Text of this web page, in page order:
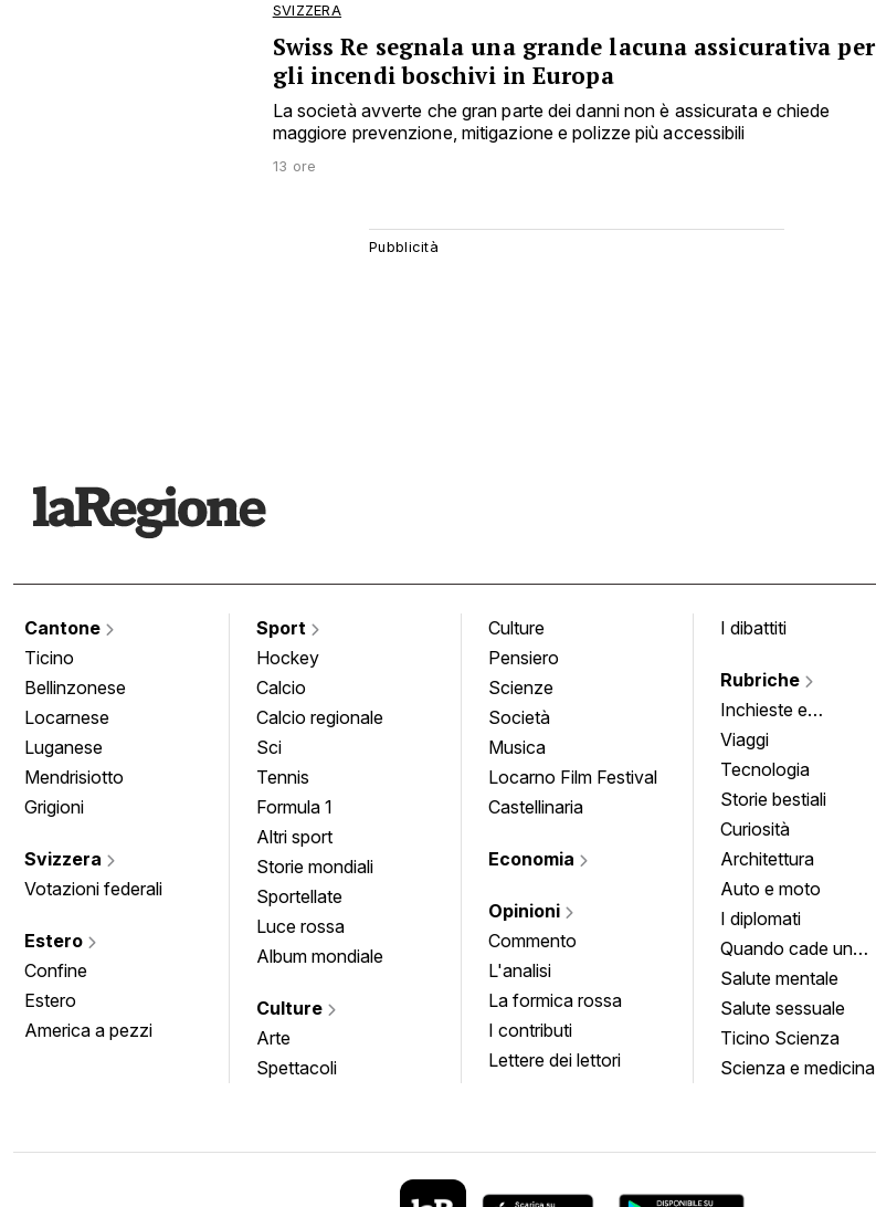
SVIZZERA
Swiss Re segnala una grande lacuna assicurativa per
gli incendi boschivi in Europa
La società avverte che gran parte dei danni non è assicurata e chiede
maggiore prevenzione, mitigazione e polizze più accessibili
13 ore
Cantone
Ticino
Bellinzonese
Locarnese
Luganese
Mendrisiotto
Grigioni
Svizzera
Votazioni federali
Estero
Confine
Estero
America a pezzi
Sport
Hockey
Calcio
Calcio regionale
Sci
Tennis
Formula 1
Altri sport
Storie mondiali
Sportellate
Luce rossa
Album mondiale
Culture
Arte
Spettacoli
Culture
Pensiero
Scienze
Società
Musica
Locarno Film Festival
Castellinaria
Economia
Opinioni
Commento
L'analisi
La formica rossa
I contributi
Lettere dei lettori
I dibattiti
Rubriche
Inchieste e
approfondimenti
Viaggi
Tecnologia
Storie bestiali
Curiosità
Architettura
Auto e moto
I diplomati
Quando cade un
quadro
Salute mentale
Salute sessuale
Ticino Scienza
Scienza e medicina